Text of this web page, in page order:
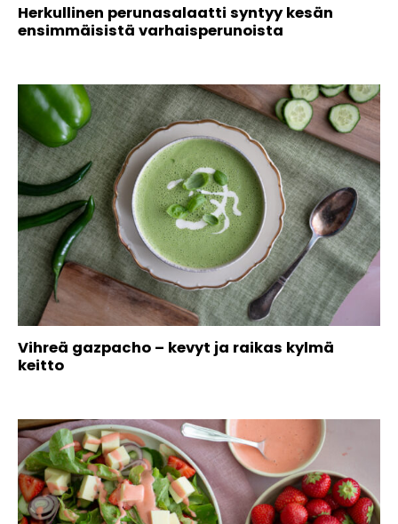
Herkullinen perunasalaatti syntyy kesän
ensimmäisistä varhaisperunoista
Vihreä gazpacho – kevyt ja raikas kylmä
keitto